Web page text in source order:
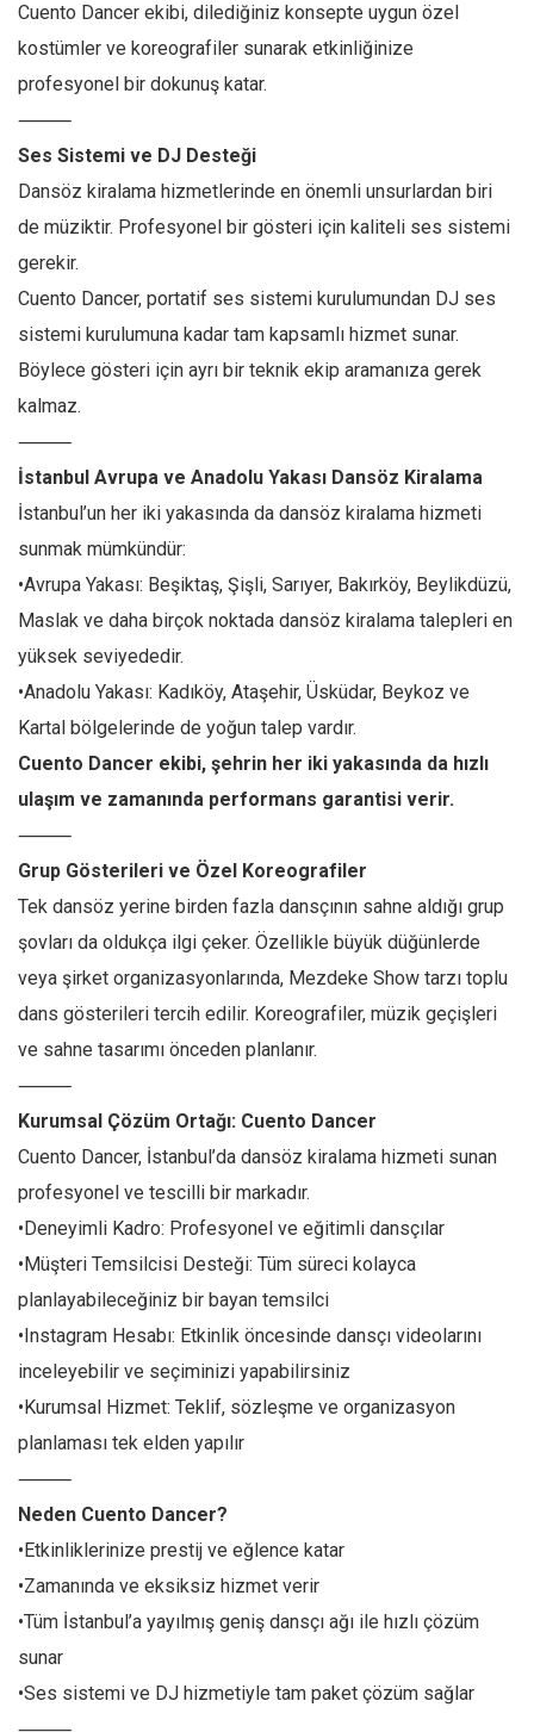
Cuento Dancer ekibi, dilediğiniz konsepte uygun özel
kostümler ve koreografiler sunarak etkinliğinize
profesyonel bir dokunuş katar.
⸻
Ses Sistemi ve DJ Desteği
Dansöz kiralama hizmetlerinde en önemli unsurlardan biri
de müziktir. Profesyonel bir gösteri için kaliteli ses sistemi
gerekir.
Cuento Dancer, portatif ses sistemi kurulumundan DJ ses
sistemi kurulumuna kadar tam kapsamlı hizmet sunar.
Böylece gösteri için ayrı bir teknik ekip aramanıza gerek
kalmaz.
⸻
İstanbul Avrupa ve Anadolu Yakası Dansöz Kiralama
İstanbul’un her iki yakasında da dansöz kiralama hizmeti
sunmak mümkündür:
•Avrupa Yakası: Beşiktaş, Şişli, Sarıyer, Bakırköy, Beylikdüzü,
Maslak ve daha birçok noktada dansöz kiralama talepleri en
yüksek seviyededir.
•Anadolu Yakası: Kadıköy, Ataşehir, Üsküdar, Beykoz ve
Kartal bölgelerinde de yoğun talep vardır.
Cuento Dancer ekibi, şehrin her iki yakasında da hızlı
ulaşım ve zamanında performans garantisi verir.
⸻
Grup Gösterileri ve Özel Koreografiler
Tek dansöz yerine birden fazla dansçının sahne aldığı grup
şovları da oldukça ilgi çeker. Özellikle büyük düğünlerde
veya şirket organizasyonlarında, Mezdeke Show tarzı toplu
dans gösterileri tercih edilir. Koreografiler, müzik geçişleri
ve sahne tasarımı önceden planlanır.
⸻
Kurumsal Çözüm Ortağı: Cuento Dancer
Cuento Dancer, İstanbul’da dansöz kiralama hizmeti sunan
profesyonel ve tescilli bir markadır.
•Deneyimli Kadro: Profesyonel ve eğitimli dansçılar
•Müşteri Temsilcisi Desteği: Tüm süreci kolayca
planlayabileceğiniz bir bayan temsilci
•Instagram Hesabı: Etkinlik öncesinde dansçı videolarını
inceleyebilir ve seçiminizi yapabilirsiniz
•Kurumsal Hizmet: Teklif, sözleşme ve organizasyon
planlaması tek elden yapılır
⸻
Neden Cuento Dancer?
•Etkinliklerinize prestij ve eğlence katar
•Zamanında ve eksiksiz hizmet verir
•Tüm İstanbul’a yayılmış geniş dansçı ağı ile hızlı çözüm
sunar
•Ses sistemi ve DJ hizmetiyle tam paket çözüm sağlar